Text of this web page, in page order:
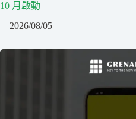
10 月啟動
2026/08/05